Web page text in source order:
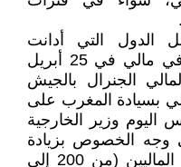
الدول التي أدانت
الهجمات الوحشية التي ارتكبت في مالي في 25 أبريل
الجنرال بالجيش
بسيادة المغرب على
اليوم وزير الخارجية
وجه الخصوص بزيادة
المنح الدراسية المقدمة للطلاب الماليين (من 200 إلى